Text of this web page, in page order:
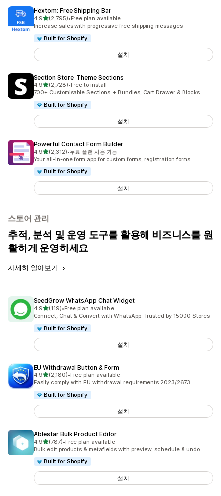
Hextom: Free Shipping Bar
4.9별 5개 중
(2,795)
총 리뷰 2795개
•Free plan available
Increase sales with progressive free shipping messages
Built for Shopify
설치
Section Store: Theme Sections
4.9별 5개 중
(2,728)
총 리뷰 2728개
•Free to install
700+ Customisable Sections. + Bundles, Cart Drawer & Blocks
Built for Shopify
설치
Powerful Contact Form Builder
4.9별 5개 중
(2,312)
총 리뷰 2312개
•무료 플랜 사용 가능
Your all-in-one form app for custom forms, registration forms
Built for Shopify
설치
스토어 관리
추적, 분석 및 운영 도구를 활용해 비즈니스를 원
활하게 운영하세요
자세히 알아보기
SeedGrow WhatsApp Chat Widget
4.9별 5개 중
(119)
총 리뷰 119개
•Free plan available
Connect, Chat & Convert with WhatsApp. Trusted by 15000 Stores
Built for Shopify
설치
EU Withdrawal Button & Form
4.9별 5개 중
(2,180)
총 리뷰 2180개
•Free plan available
Easily comply with EU withdrawal requirements 2023/2673
Built for Shopify
설치
Ablestar Bulk Product Editor
4.9별 5개 중
(787)
총 리뷰 787개
•Free plan available
Bulk edit products & metafields with preview, schedule & undo
Built for Shopify
설치